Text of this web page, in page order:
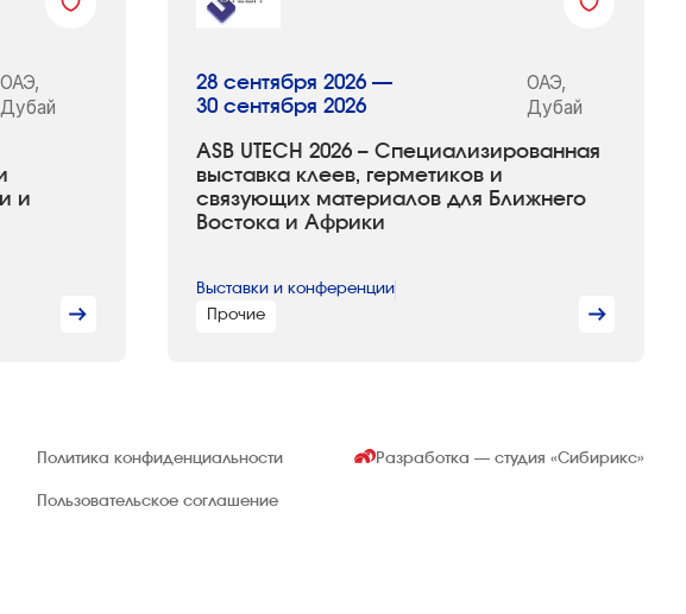
и
ОАЭ,
Дубай
ASB UTECH 2026 – Специализированная
выставка клеев, герметиков и
связующих материалов для Ближнего
Востока и Африки
28 сентября 2026 —
30 сентября 2026
ОАЭ,
Дубай
Выставки и конференции
Прочие
Политика конфиденциальности
Пользовательское соглашение
Разработка — студия«Сибирикс»